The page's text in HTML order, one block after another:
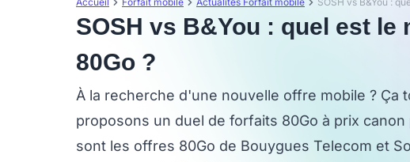
SOSH vs B&You : quel est
80Go ?
À la recherche d'une nouvelle offre mobile ? Ça
proposons un duel de forfaits 80Go à prix
sont les offres 80Go de Bouygues Telecom et